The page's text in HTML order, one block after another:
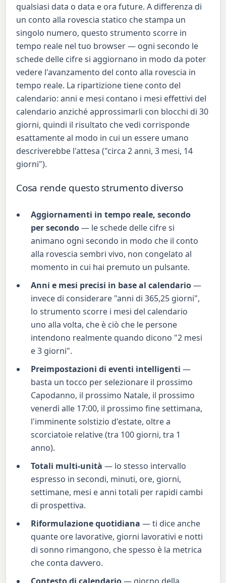
qualsiasi data o data e ora future. A differenza di
un conto alla rovescia statico che stampa un
singolo numero, questo strumento scorre in
tempo reale nel tuo browser — ogni secondo le
schede delle cifre si aggiornano in modo da poter
vedere l'avanzamento del conto alla rovescia in
tempo reale. La ripartizione tiene conto del
calendario: anni e mesi contano i mesi effettivi del
calendario anziché approssimarli con blocchi di 30
giorni, quindi il risultato che vedi corrisponde
esattamente al modo in cui un essere umano
descriverebbe l'attesa ("circa 2 anni, 3 mesi, 14
giorni").
Cosa rende questo strumento diverso
Aggiornamenti in tempo reale, secondo
per secondo— le schede delle cifre si
animano ogni secondo in modo che il conto
alla rovescia sembri vivo, non congelato al
momento in cui hai premuto un pulsante.
Anni e mesi precisi in base al calendario—
invece di considerare "anni di 365,25 giorni",
lo strumento scorre i mesi del calendario
uno alla volta, che è ciò che le persone
intendono realmente quando dicono "2 mesi
e 3 giorni".
Preimpostazioni di eventi intelligenti —
basta un tocco per selezionare il prossimo
Capodanno, il prossimo Natale, il prossimo
venerdì alle 17:00, il prossimo fine settimana,
l'imminente solstizio d'estate, oltre a
scorciatoie relative (tra 100 giorni, tra 1
anno).
Totali multi-unità — lo stesso intervallo
espresso in secondi, minuti, ore, giorni,
settimane, mesi e anni totali per rapidi cambi
di prospettiva.
Riformulazione quotidiana — ti dice anche
quante ore lavorative, giorni lavorativi e notti
di sonno rimangono, che spesso è la metrica
che conta davvero.